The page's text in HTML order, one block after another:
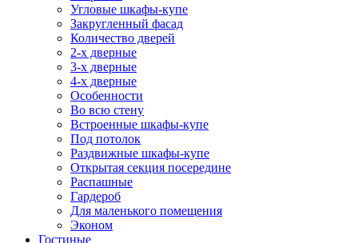
Угловые шкафы-купе
Закругленный фасад
Количество дверей
2-х дверные
3-х дверные
4-х дверные
Особенности
Во всю стену
Встроенные шкафы-купе
Под потолок
Раздвижные шкафы-купе
Открытая секция посередине
Распашные
Гардероб
Для маленького помещения
Эконом
Гостиные